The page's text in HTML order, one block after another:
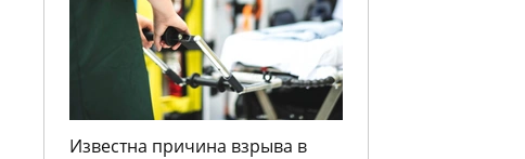
Известна причина взрыва в